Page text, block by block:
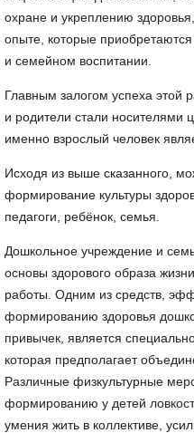
охране и укреплению
опыте, которые
и семейном воспитании.
Главным залогом успеха этой
и родители стали носителями
именно взрослый человек
Исходя из выше сказанного,
формирование культуры
педагоги, ребёнок, семья.
Дошкольное учреждение и
основы здорового образа
работы. Одним из средств,
формированию здоровья
привычек, является
которая предполагает
Различные физкультурные
формированию у детей
умения жить в коллективе,